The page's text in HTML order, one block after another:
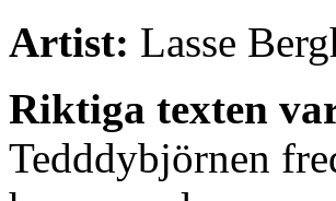
Artist: Lasse
Riktiga texten
Tedddybjörnen